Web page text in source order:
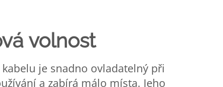
volnost
kabelu je snadno ovladatelný při
a zabírá málo místa. Jeho